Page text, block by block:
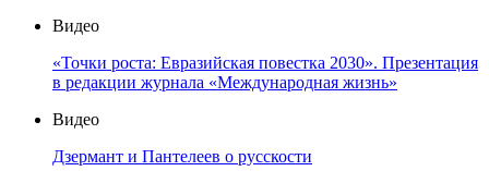
Видео
«Точки роста: Евразийская повестка 2030». Презентация
в редакции журнала «Международная жизнь»
Видео
Дзермант и Пантелеев о русскости